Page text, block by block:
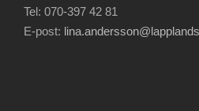
Tel: 070-397 42 81
E-post: